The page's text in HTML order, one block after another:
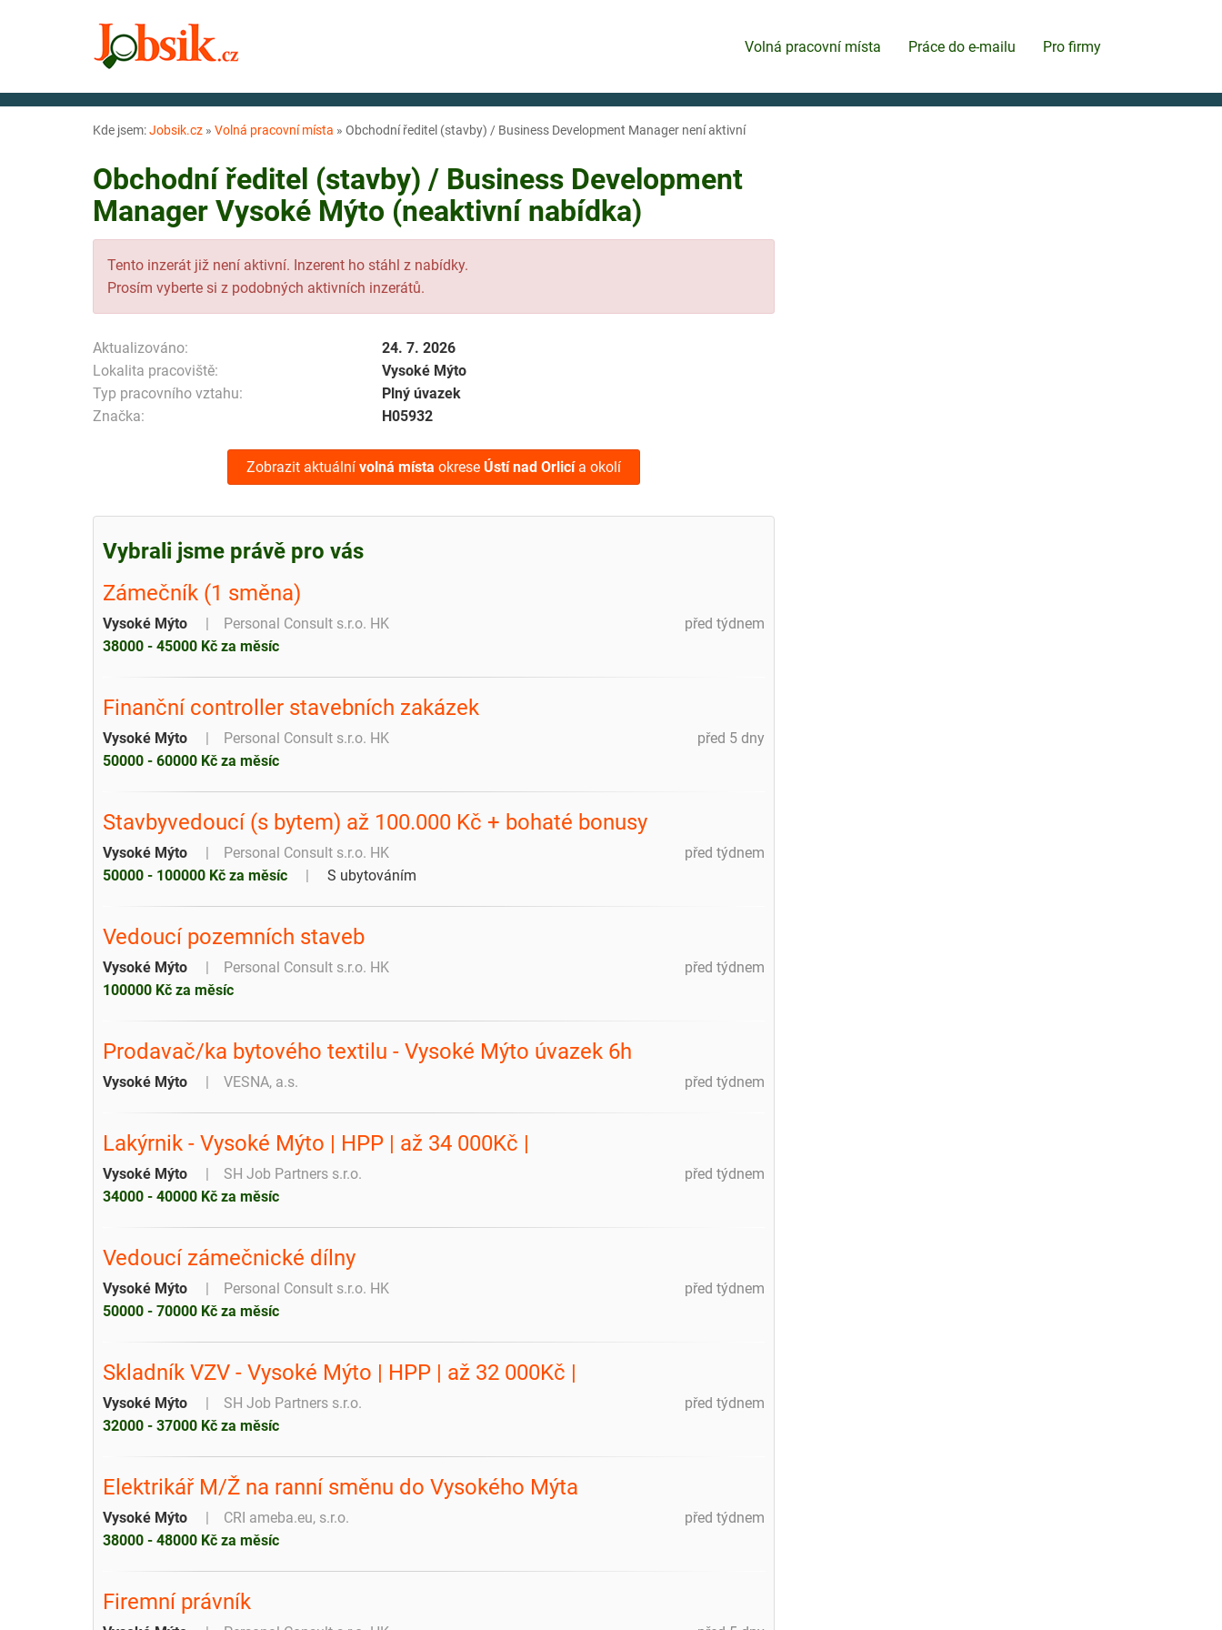
Volná pracovní místa Práce do e-mailu Pro firmy
Kde jsem:Jobsik.cz » Volná pracovní místa » Obchodní ředitel (stavby) / Business Development Manager není aktivní
Obchodní ředitel (stavby) / Business Development
Manager Vysoké Mýto (neaktivní nabídka)
Tento inzerát již není aktivní. Inzerent ho stáhl z nabídky.
Prosím vyberte si z podobných aktivních inzerátů.
Aktualizováno:
24. 7. 2026
Lokalita pracoviště:
Vysoké Mýto
Typ pracovního vztahu:
Plný úvazek
Značka:
H05932
Zobrazit aktuální volná místa okrese Ústí nad Orlicía okolí
Vybrali jsme právě pro vás
Zámečník (1 směna)
před týdnem
Vysoké Mýto
Personal Consult s.r.o. HK
38000 - 45000 Kč za měsíc
Finanční controller stavebních zakázek
před 5 dny
Vysoké Mýto
Personal Consult s.r.o. HK
50000 - 60000 Kč za měsíc
Stavbyvedoucí (s bytem) až 100.000 Kč + bohaté bonusy
před týdnem
Vysoké Mýto
Personal Consult s.r.o. HK
50000 - 100000 Kč za měsíc
S ubytováním
Vedoucí pozemních staveb
před týdnem
Vysoké Mýto
Personal Consult s.r.o. HK
100000 Kč za měsíc
Prodavač/ka bytového textilu - Vysoké Mýto úvazek 6h
před týdnem
Vysoké Mýto VESNA, a.s.
Lakýrnik - Vysoké Mýto | HPP | až 34 000Kč |
před týdnem
Vysoké Mýto
SH Job Partners s.r.o.
34000 - 40000 Kč za měsíc
Vedoucí zámečnické dílny
před týdnem
Vysoké Mýto
Personal Consult s.r.o. HK
50000 - 70000 Kč za měsíc
Skladník VZV - Vysoké Mýto | HPP | až 32 000Kč |
před týdnem
Vysoké Mýto
SH Job Partners s.r.o.
32000 - 37000 Kč za měsíc
Elektrikář M/Ž na ranní směnu do Vysokého Mýta
před týdnem
Vysoké Mýto
CRI ameba.eu, s.r.o.
38000 - 48000 Kč za měsíc
Firemní právník